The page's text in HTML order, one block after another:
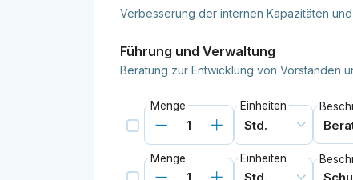
Verbesserung der internen Kapazitäten
Führung und Verwaltung
Beratung zur Entwicklung von Vorständen
Menge Einheiten
Menge Einheiten